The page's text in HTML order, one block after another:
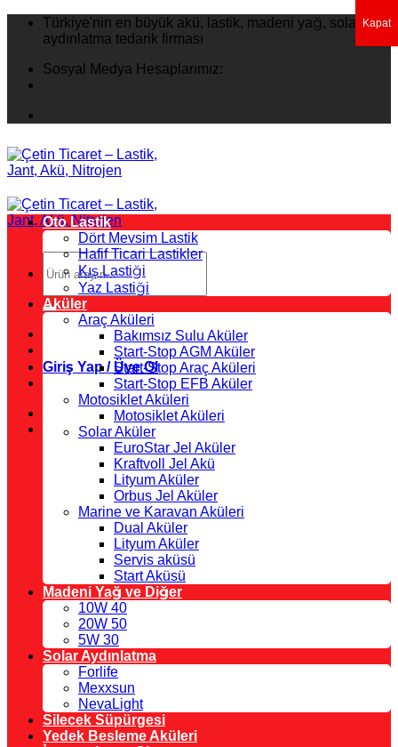
İçeriğeTürkiye'nin en büyük akü, lastik, madeni yağ, solar
aydınlatma tedarik firması
Sosyal Medya Hesaplarımız:
Ara:
Giriş Yap / Üye Ol
Oto Lastik
Dört Mevsim Lastik
Hafif Ticari Lastikler
Kış Lastiği
Yaz Lastiği
Aküler
Araç Aküleri
Bakımsız Sulu Aküler
Start-Stop AGM Aküler
Start-Stop Araç Aküleri
Start-Stop EFB Aküler
Motosiklet Aküleri
Motosiklet Aküleri
Solar Aküler
EuroStar Jel Aküler
Kraftvoll Jel Akü
Lityum Aküler
Orbus Jel Aküler
Marine ve Karavan Aküleri
Dual Aküler
Lityum Aküler
Servis aküsü
Start Aküsü
Madeni Yağ ve Diğer
10W 40
20W 50
5W 30
Solar Aydınlatma
Forlife
Mexxsun
NevaLight
Silecek Süpürgesi
Yedek Besleme Aküleri
Kapat